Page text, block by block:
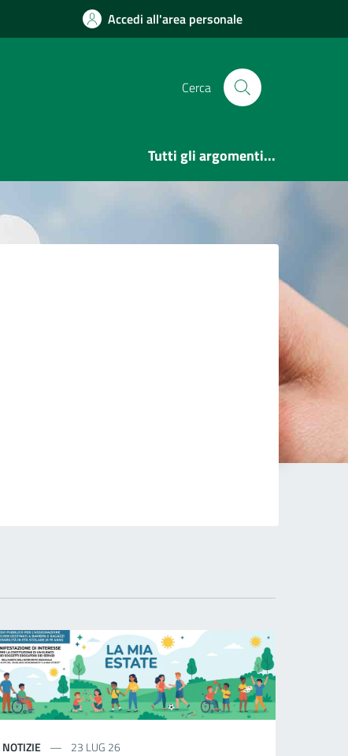
Accedi all'area personale
Cerca
Tutti gli argomenti...
NOTIZIE 23 LUG 26